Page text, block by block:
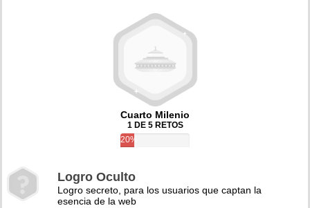
Cuarto Milenio
1 DE 5 RETOS
20%
Logro Oculto
Logro secreto, para los usuarios que captan la
esencia de la web